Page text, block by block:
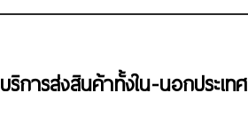
บริการส่งสินค้าทั้งใน-นอกประเทศ